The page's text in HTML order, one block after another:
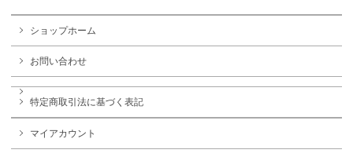
ショップホーム
お問い合わせ
特定商取引法に基づく表記
マイアカウント